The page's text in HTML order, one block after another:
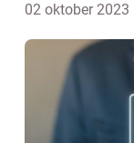
02 oktober 2023